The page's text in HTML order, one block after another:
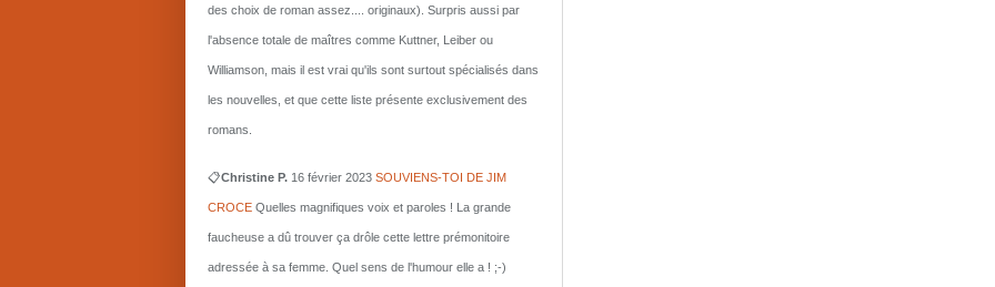
des choix de roman assez.... originaux). Surpris aussi par
l'absence totale de maîtres comme Kuttner, Leiber ou
Williamson, mais il est vrai qu'ils sont surtout spécialisés dans
les nouvelles, et que cette liste présente exclusivement des
romans.
📋Christine P. 16 février 2023 SOUVIENS-TOI DE JIM
CROCE Quelles magnifiques voix et paroles ! La grande
faucheuse a dû trouver ça drôle cette lettre prémonitoire
adressée à sa femme. Quel sens de l'humour elle a ! ;-)